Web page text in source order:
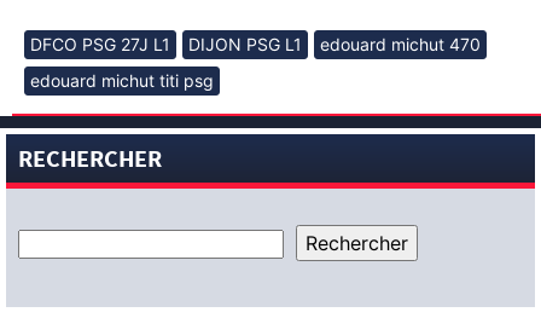
DFCO PSG 27J L1 DIJON PSG L1
edouard michut 470
edouard michut titi psg
RECHERCHER